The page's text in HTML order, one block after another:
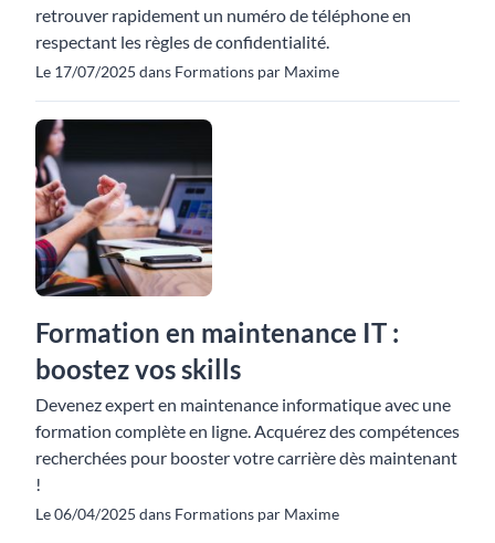
retrouver rapidement un numéro de téléphone en
respectant les règles de confidentialité.
Le 17/07/2025 dans Formations par Maxime
Formation en maintenance IT :
boostez vos skills
Devenez expert en maintenance informatique avec une
formation complète en ligne. Acquérez des compétences
recherchées pour booster votre carrière dès maintenant
!
Le 06/04/2025 dans Formations par Maxime